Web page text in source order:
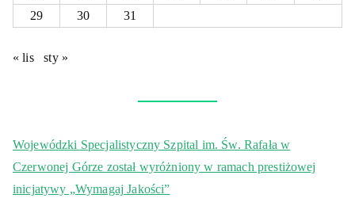
29
30 31
« lis sty »
Wojewódzki Specjalistyczny Szpital im. Św. Rafała w
Czerwonej Górze został wyróżniony w ramach prestiżowej
inicjatywy „Wymagaj Jakości”